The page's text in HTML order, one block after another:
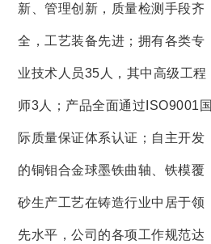
新、管理创新，质量检测手段齐
全，工艺装备先进；拥有各类专
业技术人员35人，其中高级工程
师3人；产品全面通过ISO9001国
际质量保证体系认证；自主开发
的铜钼合金球墨铁曲轴、铁模覆
砂生产工艺在铸造行业中居于领
先水平，公司的各项工作规范达